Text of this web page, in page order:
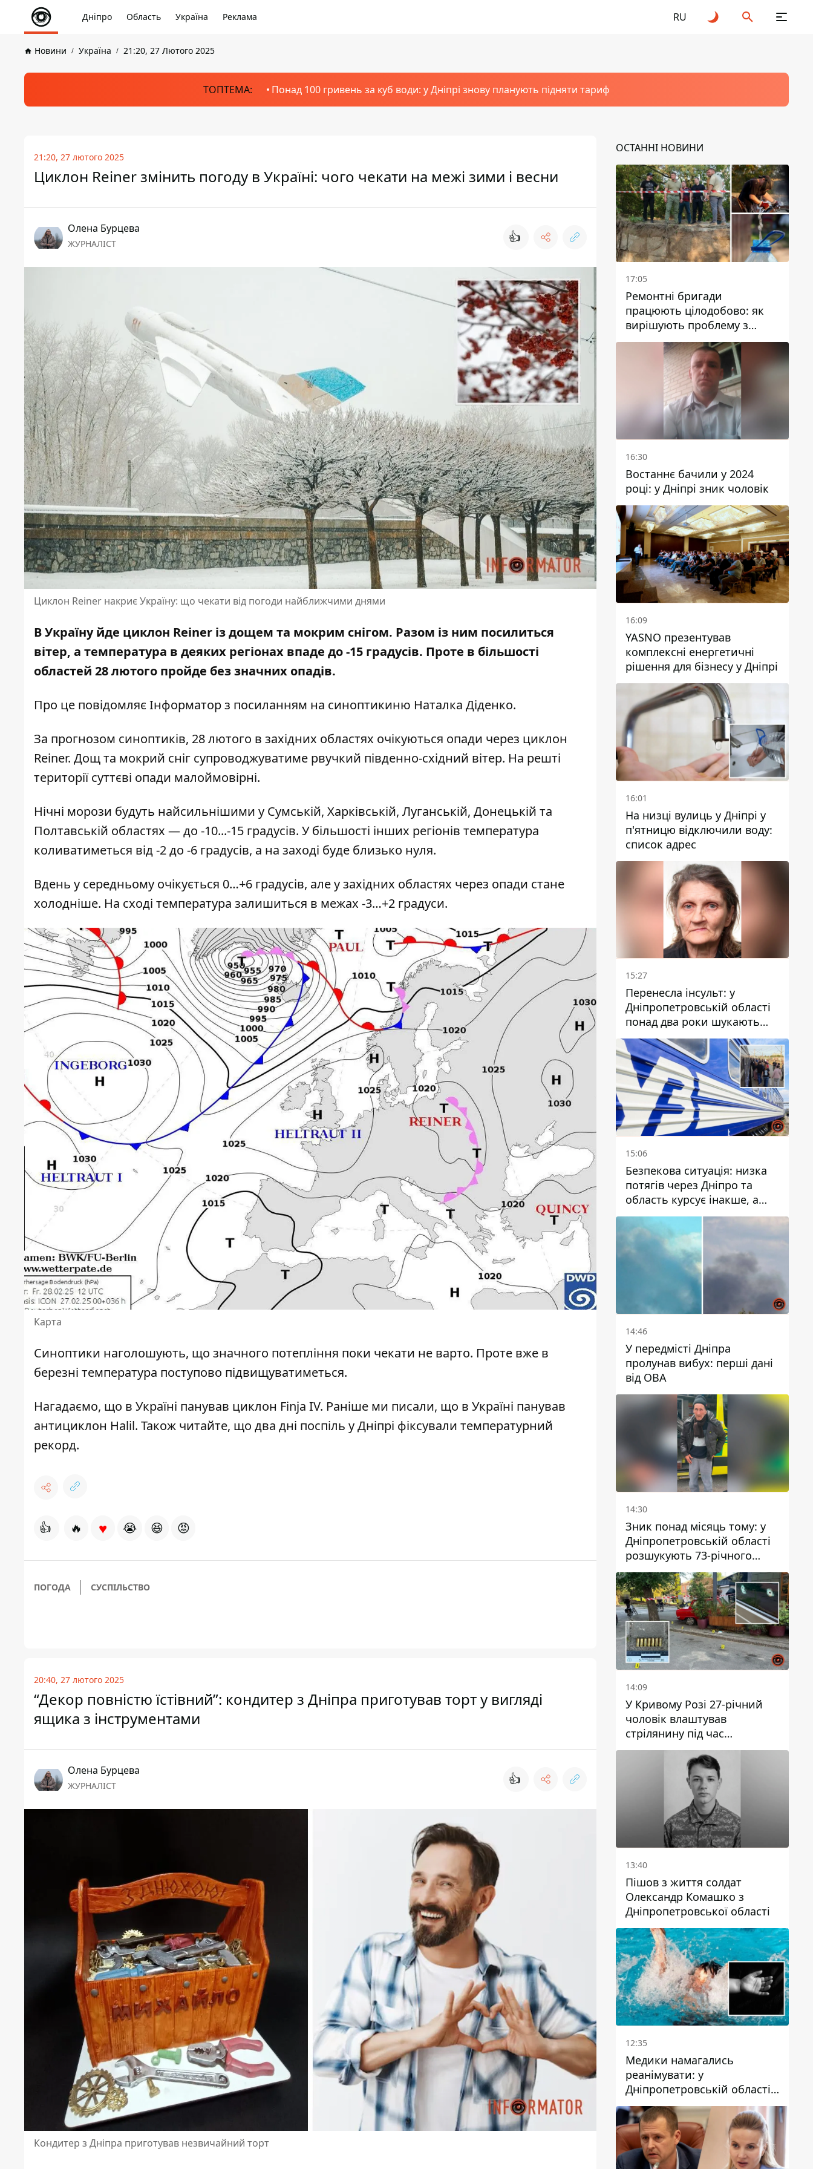
Дніпро Область Україна Реклама RU
Новини Україна 21:20, 27 Лютого 2025
ТОПТЕМА: Понад 100 гривень за куб води: у Дніпрі знову планують підняти тариф
21:20, 27 лютого 2025
Циклон Reiner змінить погоду в Україні: чого чекати на межі зими і весни
Олена Бурцева
ЖУРНАЛІСТ 👍
Циклон Reiner накриє Україну: що чекати від погоди найближчими днями
В Україну йде циклон Reiner із дощем та мокрим снігом. Разом із ним посилиться
вітер, а температура в деяких регіонах впаде до -15 градусів. Проте в більшості
областей 28 лютого пройде без значних опадів.
Про це повідомляє Інформатор з посиланням на синоптикиню Наталка Діденко.
За прогнозом синоптиків, 28 лютого в західних областях очікуються опади через циклон
Reiner. Дощ та мокрий сніг супроводжуватиме рвучкий південно-східний вітер. На решті
території суттєві опади малоймовірні.
Нічні морози будуть найсильнішими у Сумській, Харківській, Луганській, Донецькій та
Полтавській областях — до -10...-15 градусів. У більшості інших регіонів температура
коливатиметься від -2 до -6 градусів, а на заході буде близько нуля.
Вдень у середньому очікується 0…+6 градусів, але у західних областях через опади стане
холодніше. На сході температура залишиться в межах -3…+2 градуси.
Карта
Синоптики наголошують, що значного потепління поки чекати не варто. Проте вже в
березні температура поступово підвищуватиметься.
Нагадаємо, що в Україні панував циклон Finja IV. Раніше ми писали, що в Україні панував
антициклон Halil. Також читайте, що два дні поспіль у Дніпрі фіксували температурний
рекорд.
👍 🔥 ♥ 😭 😆 😡
ПОГОДА СУСПІЛЬСТВО
20:40, 27 лютого 2025
“Декор повністю їстівний”: кондитер з Дніпра приготував торт у вигляді
ящика з інструментами
Олена Бурцева
ЖУРНАЛІСТ 👍
Кондитер з Дніпра приготував незвичайний торт
ОСТАННІ НОВИНИ
17:05
Ремонтні бригади
працюють цілодобово: як
вирішують проблему з
водою у Марганецькій
громаді
16:30
Востаннє бачили у 2024
році: у Дніпрі зник чоловік
16:09
YASNO презентував
комплексні енергетичні
рішення для бізнесу у Дніпрі
16:01
На низці вулиць у Дніпрі у
п'ятницю відключили воду:
список адрес
15:27
Перенесла інсульт: у
Дніпропетровській області
понад два роки шукають
зниклу жінку
15:06
Безпекова ситуація: низка
потягів через Дніпро та
область курсує інакше, а
частину шляху замінили
автобусами та
електричками
14:46
У передмісті Дніпра
пролунав вибух: перші дані
від ОВА
14:30
Зник понад місяць тому: у
Дніпропетровській області
розшукують 73-річного
чоловіка
14:09
У Кривому Розі 27-річний
чоловік влаштував
стрілянину під час
конфлікту: є поранений
13:40
Пішов з життя солдат
Олександр Комашко з
Дніпропетровської області
12:35
Медики намагались
реанімувати: у
Дніпропетровській області
дворічний хлопчик потонув
у басейні